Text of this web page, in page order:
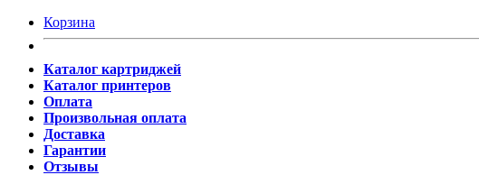
Корзина
Каталог картриджей
Каталог принтеров
Оплата
Произвольная оплата
Доставка
Гарантии
Отзывы